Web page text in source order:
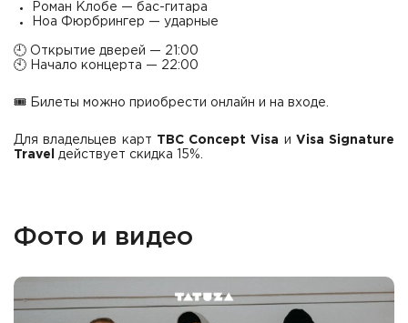
Роман Клобе — бас-гитара
Ноа Фюрбрингер — ударные
🕘 Открытие дверей — 21:00
🕙 Начало концерта — 22:00
🎟️ Билеты можно приобрести онлайн и на входе.
Для владельцев карт TBC Concept Visa и
Visa Signature
Travel
действует скидка 15%.
Фото и видео